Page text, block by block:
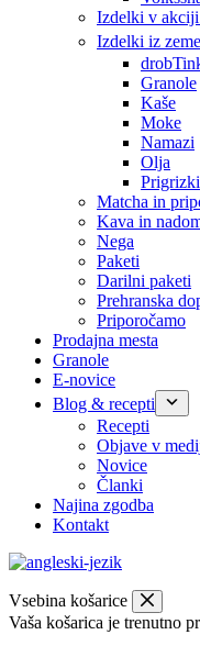
Izdelki v
Izdelki iz
Granole
Kaše
Moke
Namazi
Olja
Prigrizki
Matcha in
Kava in
Nega
Paketi
Darilni paketi
Prehranska
Priporočamo
Prodajna mesta
Granole
E-novice
Blog & recepti
Recepti
Objave v
Novice
Članki
Najina zgodba
Kontakt
Vsebina košarice
Vaša košarica je trenutno